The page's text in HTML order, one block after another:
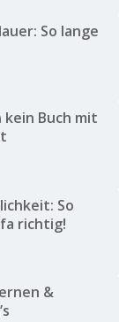
So lange
Buch mit
So
richtig!
&